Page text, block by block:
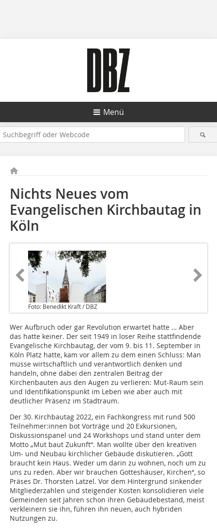
Menü
Nichts Neues vom
Evangelischen Kirchbautag in
Köln
Foto: Benedikt Kraft / DBZ
Wer Aufbruch oder gar Revolution erwartet hatte … Aber
das hatte keiner. Der seit 1949 in loser Reihe stattfindende
Evangelische Kirchbautag, der vom 9. bis 11. September in
Köln Platz hatte, kam vor allem zu dem einen Schluss: Man
müsse wirtschaftlich und verantwortlich denken und
handeln, ohne dabei den zentralen Beitrag der
Kirchenbauten aus den Augen zu verlieren: Mut-Raum sein
und Identifikationspunkt im Leben wie aber auch mit
deutlicher Präsenz im Stadtraum.
Der 30. Kirchbautag 2022, ein Fachkongress mit rund 500
Teilnehmer:innen bot Vorträge und 20 Exkursionen,
Diskussionspanel und 24 Workshops und stand unter dem
Motto „Mut baut Zukunft“. Man wollte über den kreativen
Um- und Neubau kirchlicher Gebäude diskutieren. „Gott
braucht kein Haus. Weder um darin zu wohnen, noch um zu
uns zu reden. Aber wir brauchen Gotteshäuser, Kirchen“, so
Präses Dr. Thorsten Latzel. Vor dem Hintergrund sinkender
Mitgliederzahlen und steigender Kosten konsolidieren viele
Gemeinden seit Jahren schon ihren Gebäudebestand, meist
verkleinern sie ihn, führen ihn neuen, auch hybriden
Nutzungen zu.